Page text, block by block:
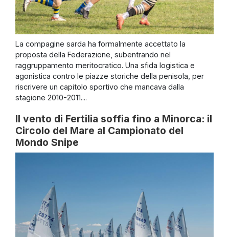
La compagine sarda ha formalmente accettato la
proposta della Federazione, subentrando nel
raggruppamento meritocratico. Una sfida logistica e
agonistica contro le piazze storiche della penisola, per
riscrivere un capitolo sportivo che mancava dalla
stagione 2010-2011....
Il vento di Fertilia soffia fino a Minorca: il
Circolo del Mare al Campionato del
Mondo Snipe